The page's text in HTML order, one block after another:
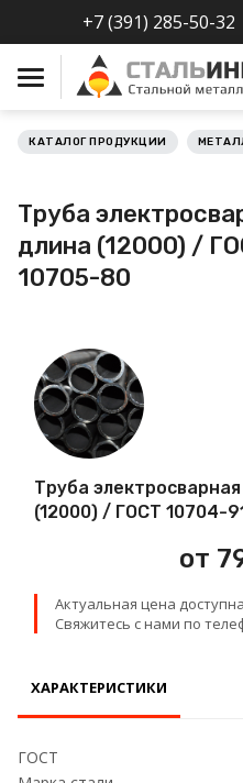
+7 (391) 285-50-32
Металлопрокат
нержавеющий
Металлопрокат
калиброванный
Профлист
Проволока
КАТАЛОГ ПРОДУКЦИИ
Труба
длина (12000) /
10705-80
Труба
(12000) / ГОСТ 10704-
от
Актуальная цена
Свяжитесь с нами по
ХАРАКТЕРИСТИКИ
ГОСТ